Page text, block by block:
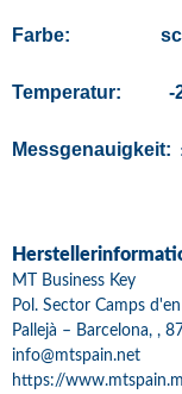
Farbe:
Temperatur: -
Messgenauigkeit:
MT Business Key
Pol. Sector Camps
Pallejà – Barcelona, ,
info@mtspain.net
https://